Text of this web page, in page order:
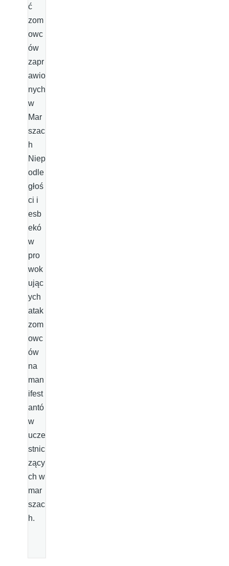
ć
zom
owc
ów
zapr
awio
nych
w
Mar
szac
h
Niep
odle
głoś
ci i
esb
ekó
w
pro
wok
ując
ych
atak
zom
owc
ów
na
man
ifest
antó
w
ucze
stnic
zący
ch w
mar
szac
h.